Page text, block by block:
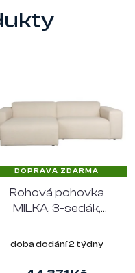
DOPRAVA ZDARMA
Rohová pohovka
MILKA, 3-sedák,
levý roh
doba dodání 2 týdny